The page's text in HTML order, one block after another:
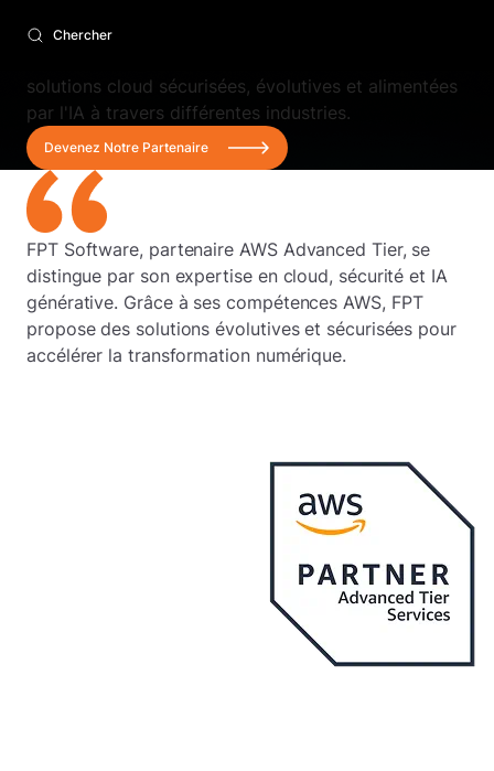
Chercher
solutions cloud sécurisées, évolutives et alimentées
par l'IA à travers différentes industries.
Devenez Notre Partenaire
FPT Software, partenaire AWS Advanced Tier, se
distingue par son expertise en cloud, sécurité et IA
générative. Grâce à ses compétences AWS, FPT
propose des solutions évolutives et sécurisées pour
accélérer la transformation numérique.